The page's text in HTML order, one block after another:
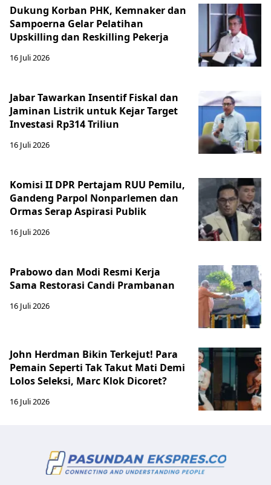
Dukung Korban PHK, Kemnaker dan
Sampoerna Gelar Pelatihan
Upskilling dan Reskilling Pekerja
16 Juli 2026
Jabar Tawarkan Insentif Fiskal dan
Jaminan Listrik untuk Kejar Target
Investasi Rp314 Triliun
16 Juli 2026
Komisi II DPR Pertajam RUU Pemilu,
Gandeng Parpol Nonparlemen dan
Ormas Serap Aspirasi Publik
16 Juli 2026
Prabowo dan Modi Resmi Kerja
Sama Restorasi Candi Prambanan
16 Juli 2026
John Herdman Bikin Terkejut! Para
Pemain Seperti Tak Takut Mati Demi
Lolos Seleksi, Marc Klok Dicoret?
16 Juli 2026